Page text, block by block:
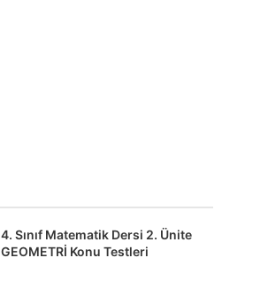
4. Sınıf Matematik Dersi 2. Ünite
GEOMETRİ Konu Testleri